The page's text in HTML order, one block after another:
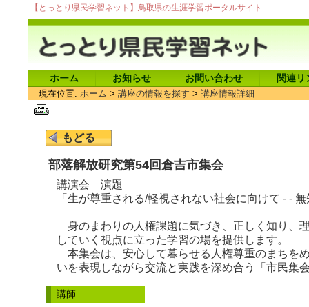
【とっとり県民学習ネット】鳥取県の生涯学習ポータルサイト
ホーム お知らせ お問い合わせ 関連リ
現在位置: ホーム > 講座の情報を探す > 講座情報詳細
部落解放研究第54回倉吉市集会
講演会 演題
「生が尊重される/軽視されない社会に向けて - -
身のまわりの人権課題に気づき、正しく知り、
していく視点に立った学習の場を提供します。
本集会は、安心して暮らせる人権尊重のまちを
いを表現しながら交流と実践を深め合う「市民集
講師